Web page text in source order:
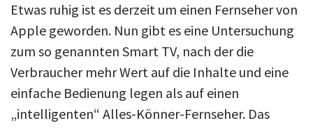
iPad
Tests
Tipps
Magazine
Etwas ruhig ist es derzeit um einen Fernseher von
Apple geworden. Nun gibt es eine Untersuchung
zum so genannten Smart TV, nach der die
Verbraucher mehr Wert auf die Inhalte und eine
einfache Bedienung legen als auf einen
„intelligenten“ Alles-Könner-Fernseher. Das